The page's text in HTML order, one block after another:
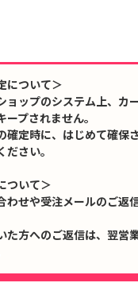
について＞
ョップのシステム上、カ
ープされません。
確定時に、はじめて確保
ださい。
ついて＞
わせや受注メールのご返
た方へのご返信は、翌営